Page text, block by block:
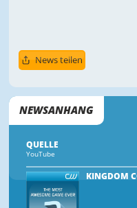
News teilen
NEWSANHANG
QUELLE
YouTube
KINGDOM